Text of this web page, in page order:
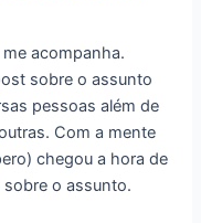
acompanha.
sobre o assunto
pessoas além de
Com a mente
chegou a hora de
o assunto.